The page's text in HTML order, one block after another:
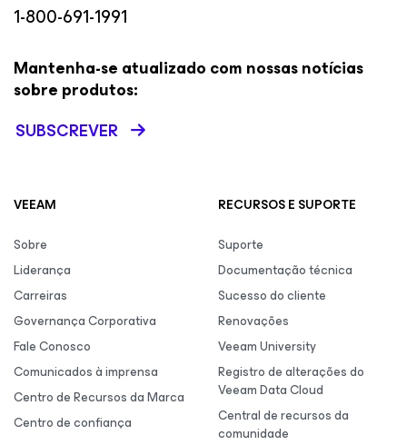
1-800-691-1991
Mantenha-se atualizado com nossas notícias
sobre produtos:
SUBSCREVER
VEEAM
Sobre
Liderança
Carreiras
Governança Corporativa
Fale Conosco
Comunicados à imprensa
Centro de Recursos da Marca
Centro de confiança
RECURSOS E SUPORTE
Suporte
Documentação técnica
Sucesso do cliente
Renovações
Veeam University
Registro de alterações do
Veeam Data Cloud
Central de recursos da
comunidade